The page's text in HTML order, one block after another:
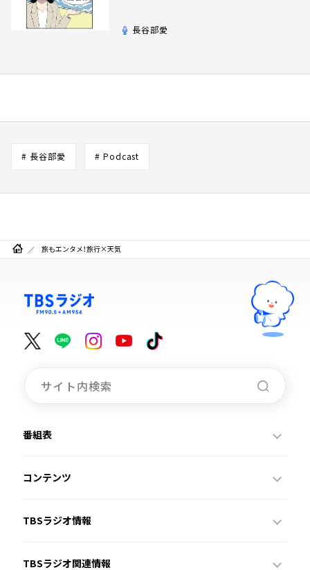
長谷部愛
# 長谷部愛 # Podcast
旅もエンタメ！旅行×天気
番組表
コンテンツ
TBSラジオ情報
TBSラジオ関連情報